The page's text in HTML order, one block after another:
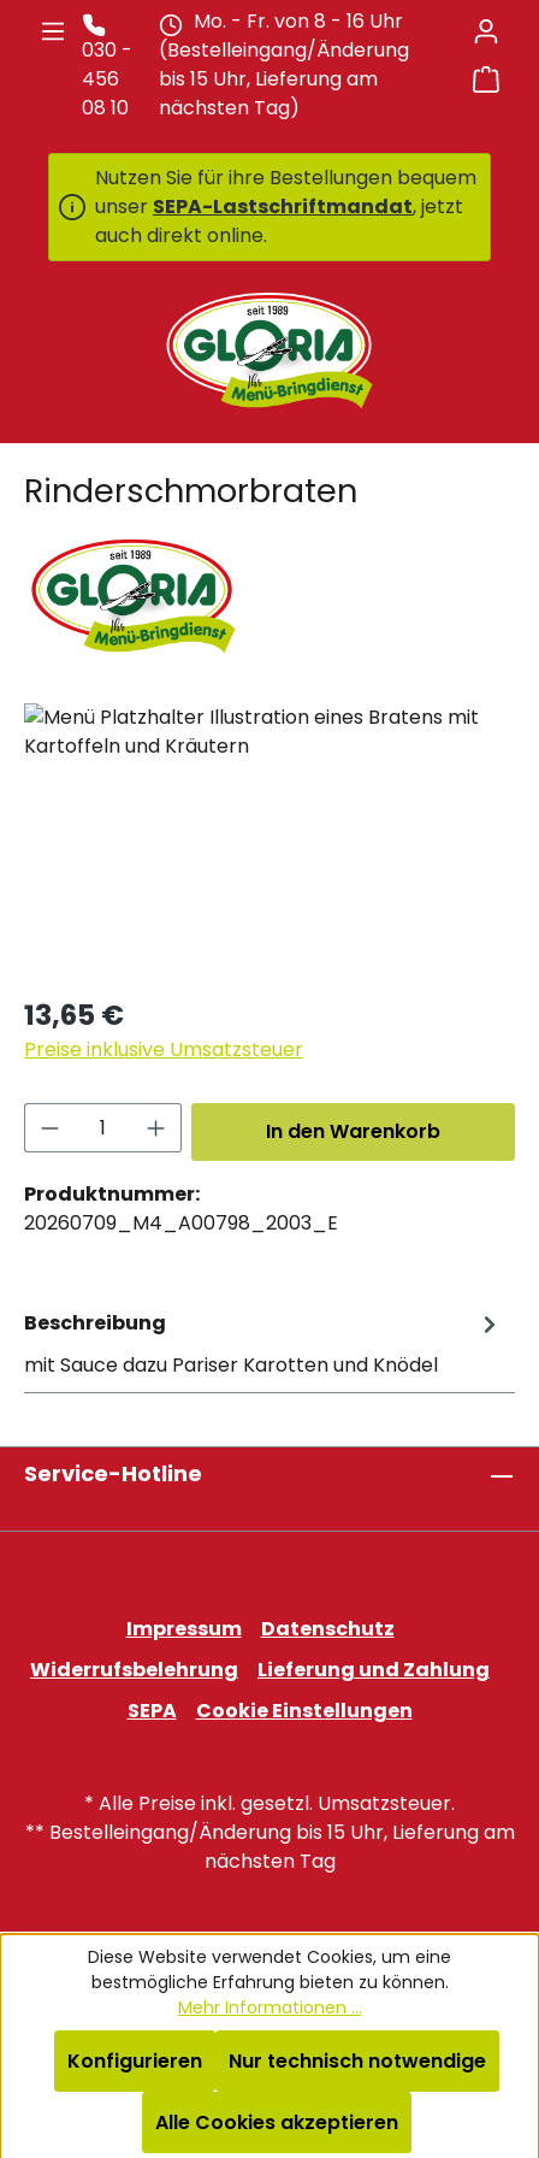
Zum Hauptinhalt springen
030 -
456
08 10
Mo. - Fr. von 8 - 16 Uhr
(Bestelleingang/Änderung
bis 15 Uhr, Lieferung am
nächsten Tag)
Nutzen Sie für ihre Bestellungen bequem
unser SEPA-Lastschriftmandat, jetzt
auch direkt online.
Rinderschmorbraten
Bildergalerie überspringen
Regulärer Preis:
13,65 €
Preise inklusive Umsatzsteuer
Produkt Anzahl: Gib den
In den Warenkorb
Produktnummer:
20260709_M4_A00798_2003_E
Beschreibung
mit Sauce dazu Pariser Karotten und Knödel
Service-Hotline
Impressum
Datenschutz
Widerrufsbelehrung
Lieferung und Zahlung
SEPA
Cookie Einstellungen
* Alle Preise inkl. gesetzl. Umsatzsteuer.
** Bestelleingang/Änderung bis 15 Uhr, Lieferung am
nächsten Tag
Diese Website verwendet Cookies, um eine
bestmögliche Erfahrung bieten zu können.
Mehr Informationen ...
Nur technisch notwendige
Konfigurieren
Alle Cookies akzeptieren